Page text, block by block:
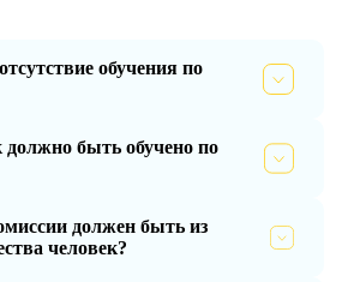
обучения по
должно быть обучено по
должен быть из
человек?